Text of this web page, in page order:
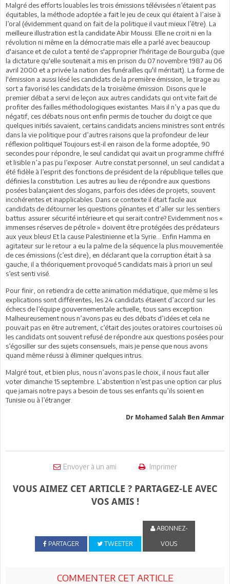
Malgré des efforts louables les trois émissions télévisées n’étaient pas
équitables, la méthode adoptée a fait le jeu de ceux qui étaient à l’aise à
l’oral (évidemment quand on fait de la politique il vaut mieux l’être). La
meilleure illustration est la candidate Abir Moussi. Elle ne croit ni en la
révolution ni même en la démocratie mais elle a parlé avec beaucoup
d'aisance et de culot a tenté de s'approprier l'héritage de Bourguiba (que
la dictature qu'elle soutenait a mis en prison du 07 novembre 1987 au 06
avril 2000 et a privée la nation des funérailles qu'il méritait). La forme de
l'émission a aussi lésé les candidats de la première émission, le tirage au
sort a favorisé les candidats de la troisième émission. Disons que le
premier débat a servi de leçon aux autres candidats qui ont vite fait de
profiter des failles méthodologiques existantes. Mais il n’y a pas que du
négatif, ces débats nous ont enfin permis de toucher du doigt ce que
quelques initiés savaient, certains candidats anciens ministres sont entrés
dans la vie politique pour d’autres raisons que la profondeur de leur
réflexion politique! Toujours est-il en raison de la forme adoptée, 90
secondes pour répondre, le seul candidat qui avait un programme chiffré
et lisible n’a pas pu l’exposer. Autre constat personnel, un seul candidat a
été fidèle à l’esprit des fonctions de président de la république telles que
définies la constitution. Les autres au lieu de répondre aux questions
posées balançaient des slogans, parfois des idées de projets, souvent
incohérentes et inapplicables. Dans ce contexte il était facile aux
candidats de détourner les questions gênantes et d’aller sur les sentiers
battus: assurer sécurité intérieure et qui serait contre? Evidemment nos «
immenses réserves de pétrole » doivent être protégées des prédateurs
aux yeux bleus! Et la cause Palestinienne et la Syrie… Enfin Hamma en
agitateur sur le retour a eu la palme de la séquence la plus mouvementée
de ces émissions (c’est dire), en déclarant que la corruption était à sa
gauche, il a théoriquement provoqué 5 candidats mais à priori un seul
s’est senti visé.
Pour finir, on retiendra de cette animation médiatique, que même si les
explications sont différentes, les 24 candidats étaient d’accord sur les
échecs de l’équipe gouvernementale actuelle, tous sans exception.
Malheureusement nous n’avons pas eu des débats d’idées et cela ne
pouvait pas en être autrement, c’était des joutes oratoires courtoises où
les candidats ont souvent refusé de répondre aux questions posées pour
s’égosiller sur des sujets consensuels, mais je pense que nous avons
quand même réussi à éliminer quelques intrus.
Malgré tout, et bien plus, nous n’avons pas le choix, il nous faut aller
voter dimanche 15 septembre. L’abstention n’est pas une option car plus
que jamais notre pays a besoin de tous ses enfants qu’ils soient en
Tunisie ou à l’étranger.
Dr Mohamed Salah Ben Ammar
Envoyer à un ami Imprimer
VOUS AIMEZ CET ARTICLE ? PARTAGEZ-LE AVEC
VOS AMIS !
PARTAGER TWEETER
ABONNEZ-
VOUS
COMMENTER CET ARTICLE